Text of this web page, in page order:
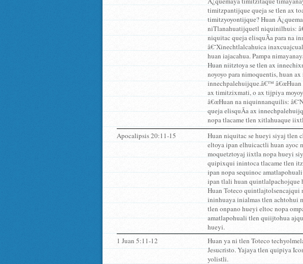
timitzpantijque queja se tlen ax
timitzyoyontijque? Huan
niTlanahuatijquetl niquinilhuis:
niquitac queja elisquÃ­a para na
â€˜Xinechtlalcahuica
huan iajacahua. Pampa
Huan niitztoya se tlen ax
noyoyo para nimoquentis, huan
innechpalehuijque.â€™ â€œHuan
ax timitzixmati, o ax tijpiya
â€œHuan na niquinnanquilis:
queja elisquÃ­a ax
nopa tlacame tlen xitlahuaque
Apocalipsis 20:11-15
Huan niquitac se hueyi siyaj tlen
eltoya ipan elhuicactli huan
moquetztoyaj iixtla nopa hueyi
quipixqui inintoca tlacame tlen
ipan nopa sequinoc
ipan tlali huan quintlalpachojque
Huan Toteco
ininhuaya inialmas tlen achtohui
tlen onpano hueyi eltoc nopa
amatlapohuali tlen quiijtohua
hueyi.
1 Juan 5:11-12
Huan ya ni tlen Toteco
Jesucristo. Yajaya tlen quipiya
yolistli.